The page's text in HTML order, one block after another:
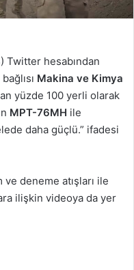
Twitter hesabından
Makina ve Kimya
yüzde 100 yerli olarak
MPT-76MH ile
daha güçlü.” ifadesi
ve deneme atışları ile
ilişkin videoya da yer